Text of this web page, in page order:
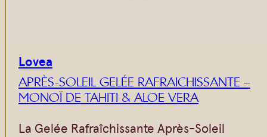
Lovea
APRÈS-SOLEIL GELÉE RAFRAICHISSANTE –
MONOÏ DE TAHITI & ALOE VERA
La Gelée Rafraîchissante Après-Soleil